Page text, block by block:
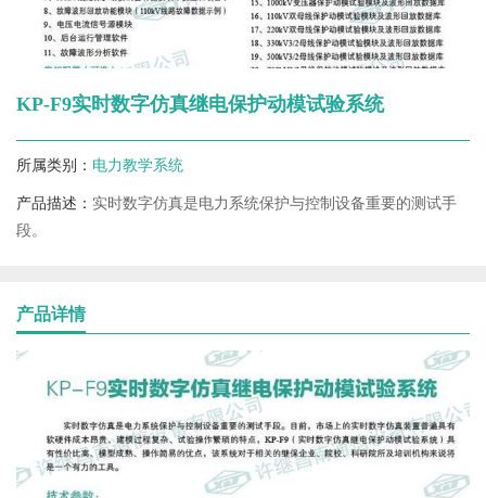
KP-F9实时数字仿真继电保护动模试验系统
所属类别： 电力教学系统
产品描述： 实时数字仿真是电力系统保护与控制设备重要的测试手
段。
产品详情